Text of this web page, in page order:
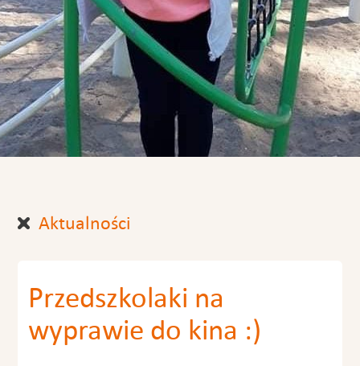
Aktualności
Przedszkolaki na
wyprawie do kina :)